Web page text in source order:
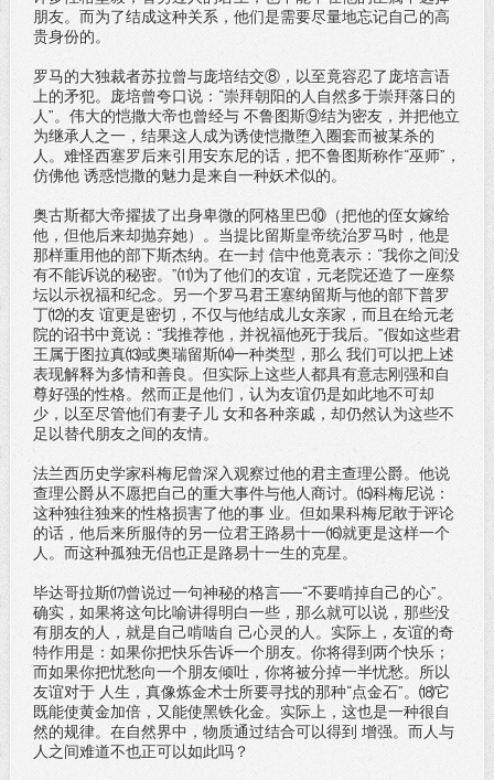
朋友。而为了结成这种关系，他们是需要尽量地忘记自己的高
贵身份的。
罗马的大独裁者苏拉曾与庞培结交⑧，以至竟容忍了庞培言语
上的矛犯。庞培曾夸口说：“崇拜朝阳的人自然多于崇拜落日的
人”。伟大的恺撒大帝也曾经与 不鲁图斯⑨结为密友，并把他立
为继承人之一，结果这人成为诱使恺撒堕入圈套而被某杀的
人。难怪西塞罗后来引用安东尼的话，把不鲁图斯称作“巫师”，
仿佛他 诱惑恺撒的魅力是来自一种妖术似的。
奥古斯都大帝擢拔了出身卑微的阿格里巴⑩（把他的侄女嫁给
他，但他后来却抛弃她）。当提比留斯皇帝统治罗马时，他是
那样重用他的部下斯杰纳。在一封 信中他竟表示：“我你之间没
有不能诉说的秘密。”⑾为了他们的友谊，元老院还造了一座祭
坛以示祝福和纪念。另一个罗马君王塞纳留斯与他的部下普罗
丁⑿的友 谊更是密切，不仅与他结成儿女亲家，而且在给元老
院的诏书中竟说：“我推荐他，并祝福他死于我后。”假如这些君
王属于图拉真⒀或奥瑞留斯⒁一种类型，那么 我们可以把上述
表现解释为多情和善良。但实际上这些人都具有意志刚强和自
尊好强的性格。然而正是他们，认为友谊仍是如此地不可却
少，以至尽管他们有妻子儿 女和各种亲戚，却仍然认为这些不
足以替代朋友之间的友情。
法兰西历史学家科梅尼曾深入观察过他的君主查理公爵。他说
查理公爵从不愿把自己的重大事件与他人商讨。⒂科梅尼说：
这种独往独来的性格损害了他的事 业。但如果科梅尼敢于评论
的话，他后来所服侍的另一位君王路易十一⒃就更是这样一个
人。而这种孤独无侣也正是路易十一生的克星。
毕达哥拉斯⒄曾说过一句神秘的格言──“不要啃掉自己的心”。
确实，如果将这句比喻讲得明白一些，那么就可以说，那些没
有朋友的人，就是自己啃啮自 己心灵的人。实际上，友谊的奇
特作用是：如果你把快乐告诉一个朋友。你将得到两个快乐；
而如果你把忧愁向一个朋友倾吐，你将被分掉一半忧愁。所以
友谊对于 人生，真像炼金术士所要寻找的那种“点金石”。⒅它
既能使黄金加倍，又能使黑铁化金。实际上，这也是一种很自
然的规律。在自然界中，物质通过结合可以得到 增强。而人与
人之间难道不也正可以如此吗？